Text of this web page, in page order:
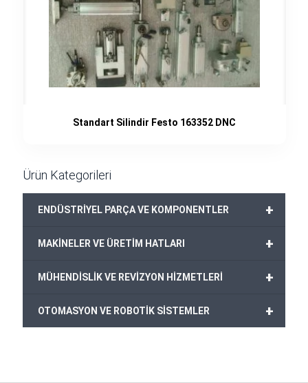
Standart Silindir Festo 163352 DNC
Ürün Kategorileri
+
ENDÜSTRİYEL PARÇA VE KOMPONENTLER
+
MAKİNELER VE ÜRETİM HATLARI
+
MÜHENDİSLİK VE REVİZYON HİZMETLERİ
+
OTOMASYON VE ROBOTİK SİSTEMLER